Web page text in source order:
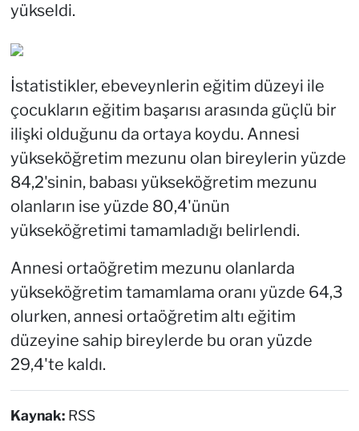
yükseldi.
İstatistikler, ebeveynlerin eğitim düzeyi ile
çocukların eğitim başarısı arasında güçlü bir
ilişki olduğunu da ortaya koydu. Annesi
yükseköğretim mezunu olan bireylerin yüzde
84,2'sinin, babası yükseköğretim mezunu
olanların ise yüzde 80,4'ünün
yükseköğretimi tamamladığı belirlendi.
Annesi ortaöğretim mezunu olanlarda
yükseköğretim tamamlama oranı yüzde 64,3
olurken, annesi ortaöğretim altı eğitim
düzeyine sahip bireylerde bu oran yüzde
29,4'te kaldı.
Kaynak: RSS